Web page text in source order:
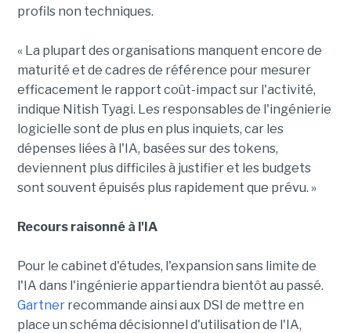
profils non techniques.
« La plupart des organisations manquent encore de
maturité et de cadres de référence pour mesurer
efficacement le rapport coût-impact sur l'activité,
indique Nitish Tyagi. Les responsables de l'ingénierie
logicielle sont de plus en plus inquiets, car les
dépenses liées à l'IA, basées sur des tokens,
deviennent plus difficiles à justifier et les budgets
sont souvent épuisés plus rapidement que prévu. »
Recours raisonné à l'IA
Pour le cabinet d'études, l'expansion sans limite de
l'IA dans l'ingénierie appartiendra bientôt au passé.
Gartnerrecommande ainsi aux DSI de mettre en
place un schéma décisionnel d'utilisation de l'IA,